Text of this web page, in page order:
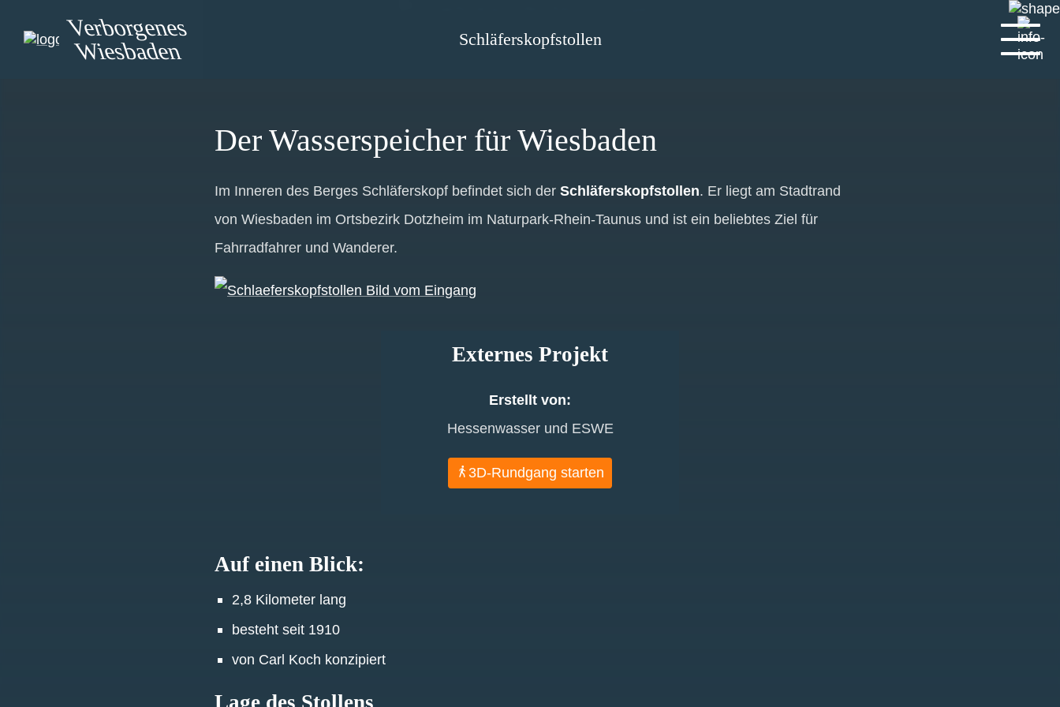
Verborgenes
Wiesbaden
Schläferskopfstollen
Der Wasserspeicher für Wiesbaden
Im Inneren des Berges Schläferskopf befindet sich der Schläferskopfstollen. Er liegt am Stadtrand
von Wiesbaden im Ortsbezirk Dotzheim im Naturpark-Rhein-Taunus und ist ein beliebtes Ziel für
Fahrradfahrer und Wanderer.
3D-Rundgang starten
Externes Projekt
Erstellt von:
Hessenwasser und ESWE
Auf einen Blick:
2,8 Kilometer lang
besteht seit 1910
von Carl Koch konzipiert